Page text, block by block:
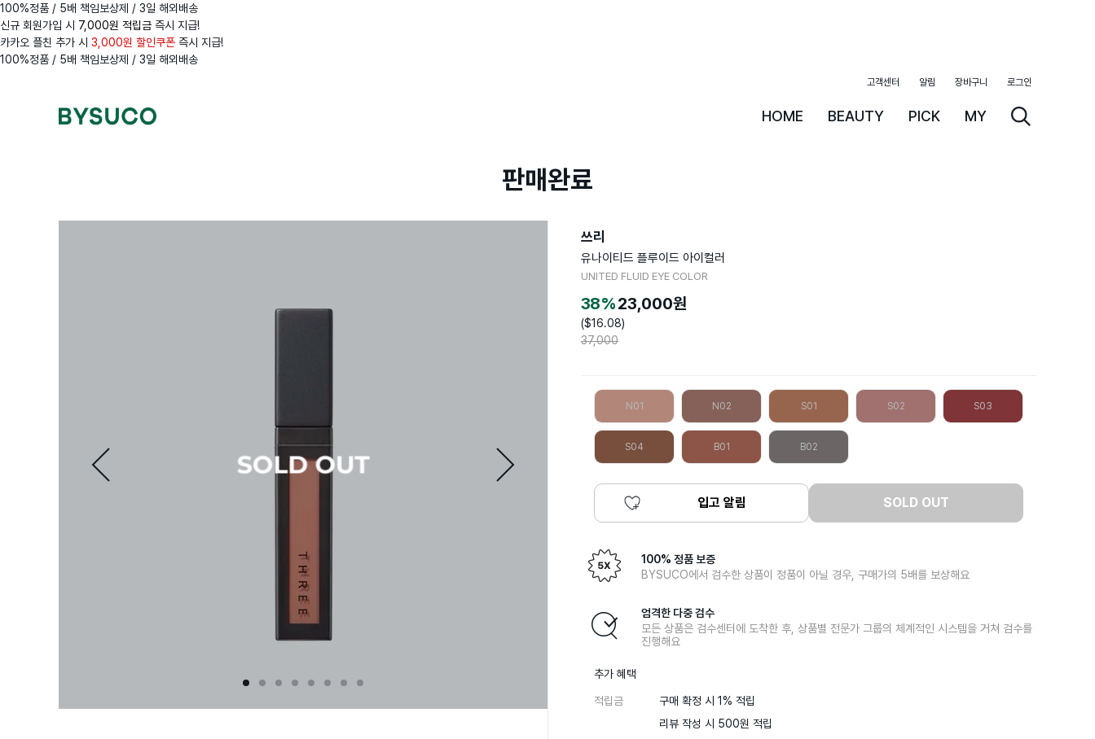
100%정품 / 5배 책임보상제 / 3일 해외배송
신규 회원가입 시 7,000원 적립금 즉시 지급!
카카오 플친 추가 시 3,000원 할인쿠폰 즉시 지급!
100%정품 / 5배 책임보상제 / 3일 해외배송
HOME BEAUTY PICK MY
고객센터 알림 장바구니 로그인
판매완료
쓰리
유나이티드 플루이드 아이컬러
UNITED FLUID EYE COLOR
38%23,000원
($16.08)
37,000
N01 N02 S01 S02 S03
S04 B01 B02
입고 알림 SOLD OUT
100% 정품 보증
BYSUCO에서 검수한 상품이 정품이 아닐 경우, 구매가의 5배를 보상해요
엄격한 다중 검수
모든 상품은 검수센터에 도착한 후, 상품별 전문가 그룹의 체계적인 시스템을 거쳐 검수를
진행해요
추가 혜택
적립금
구매 확정 시 1% 적립
리뷰 작성 시 500원 적립